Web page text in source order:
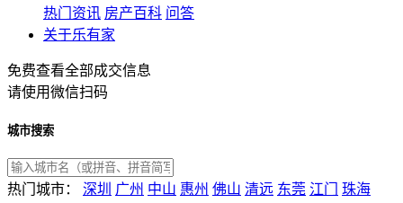
热门资讯 房产百科 问答
关于乐有家
免费查看全部成交信息
请使用微信扫码
城市搜索
热门城市： 深圳 广州 中山 惠州 佛山 清远 东莞 江门 珠海